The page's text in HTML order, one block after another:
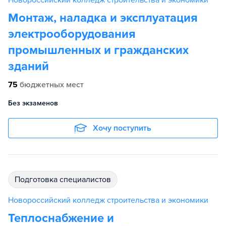
Монтаж, наладка и эксплуатация
электрооборудования
промышленных и гражданских
зданий
75 бюджетных мест
Без экзаменов
Хочу поступить
подготовка специалистов
Новороссийский колледж строительства и экономики
Теплоснабжение и